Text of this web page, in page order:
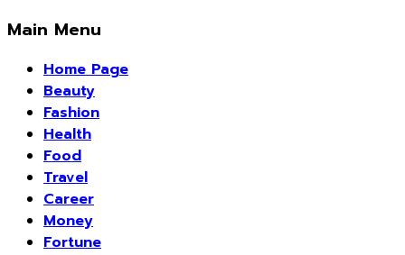
Main Menu
Home Page
Beauty
Fashion
Health
Food
Travel
Career
Money
Fortune